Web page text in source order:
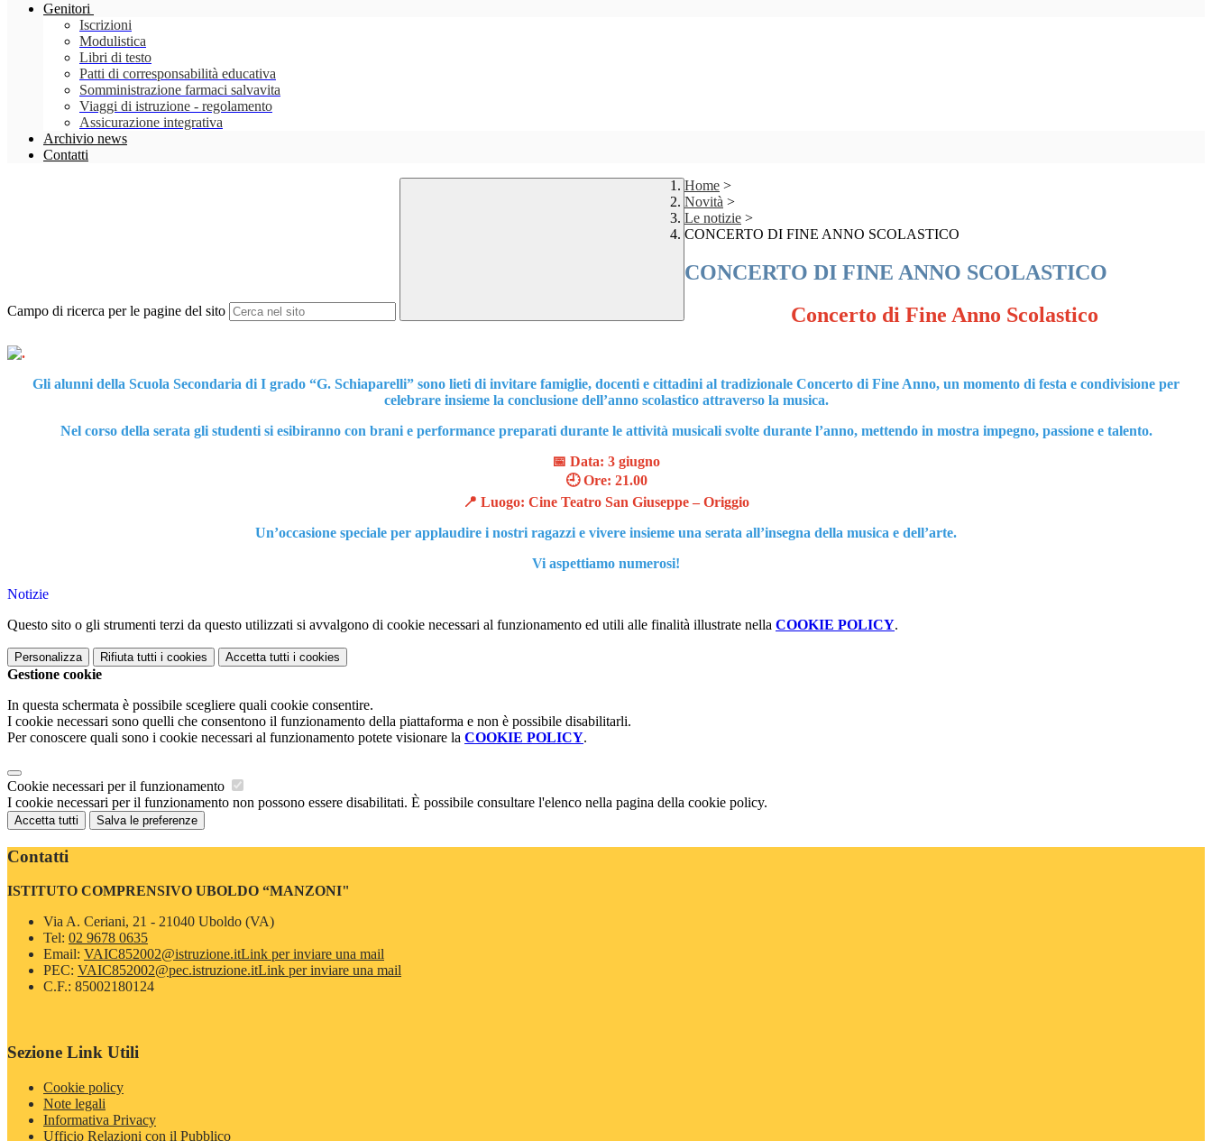
Genitori
Iscrizioni
Modulistica
Libri di testo
Patti di corresponsabilità educativa
Somministrazione farmaci salvavita
Viaggi di istruzione - regolamento
Assicurazione integrativa
Archivio news
Contatti
Campo di ricerca per le pagine del sito
Home >
Novità >
Le notizie >
CONCERTO DI FINE ANNO SCOLASTICO
CONCERTO DI FINE ANNO SCOLASTICO
Concerto di Fine Anno Scolastico
Gli alunni della Scuola Secondaria di I grado “G. Schiaparelli” sono lieti di invitare famiglie, docenti e cittadini al tradizionale Concerto di Fine Anno, un momento di festa e condivisione per
celebrare insieme la conclusione dell’anno scolastico attraverso la musica.
Nel corso della serata gli studenti si esibiranno con brani e performance preparati durante le attività musicali svolte durante l’anno, mettendo in mostra impegno, passione e talento.
📅 Data: 3 giugno
🕘 Ore: 21.00
📍 Luogo: Cine Teatro San Giuseppe – Origgio
Un’occasione speciale per applaudire i nostri ragazzi e vivere insieme una serata all’insegna della musica e dell’arte.
Vi aspettiamo numerosi!
Notizie
Questo sito o gli strumenti terzi da questo utilizzati si avvalgono di cookie necessari al funzionamento ed utili alle finalità illustrate nella COOKIE POLICY.
Personalizza Rifiuta tutti i cookies Accetta tutti i cookies
Gestione cookie
In questa schermata è possibile scegliere quali cookie consentire.
I cookie necessari sono quelli che consentono il funzionamento della piattaforma e non è possibile disabilitarli.
Per conoscere quali sono i cookie necessari al funzionamento potete visionare la COOKIE POLICY.
Cookie necessari per il funzionamento
I cookie necessari per il funzionamento non possono essere disabilitati. È possibile consultare l'elenco nella pagina della cookie policy.
Accetta tutti Salva le preferenze
Contatti
ISTITUTO COMPRENSIVO UBOLDO “MANZONI"
Via A. Ceriani, 21 - 21040 Uboldo (VA)
Tel: 02 9678 0635
Email: VAIC852002@istruzione.itLink per inviare una mail
PEC: VAIC852002@pec.istruzione.itLink per inviare una mail
C.F.: 85002180124
Sezione Link Utili
Cookie policy
Note legali
Informativa Privacy
Ufficio Relazioni con il Pubblico